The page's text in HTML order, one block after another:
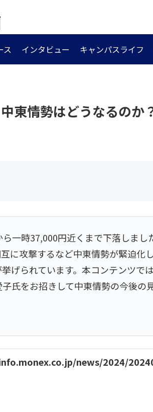
ス インタビュー キャンパスライフ
東情勢はどうなるのか
一時37,000円近くまで下落しまし
に攻撃するなど中東情勢が緊迫化
げられています。本コンテンツで
氏をお招きして中東情勢の今後の
news/2024/